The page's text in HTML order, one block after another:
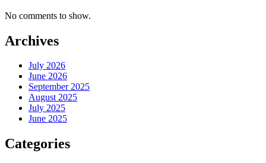
No comments to show.
Archives
July 2026
June 2026
September 2025
August 2025
July 2025
June 2025
Categories